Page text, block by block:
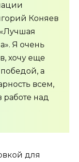
Коняев
Я очень
хочу еще
а
всем,
работе над
для